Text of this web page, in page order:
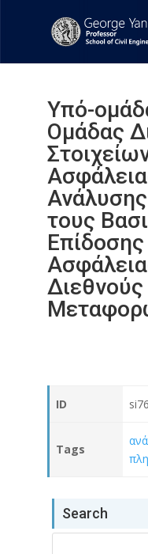
Υπό-
Ομάδας
τους
ID si76
Tags
Search